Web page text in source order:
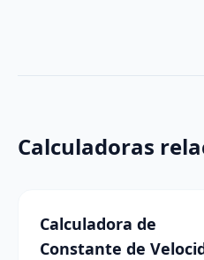
Calculadoras
Calculadora de
Constante de